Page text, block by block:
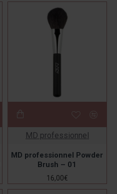
MD professionnel
MD professionnel Powder
Brush – 01
16,00€